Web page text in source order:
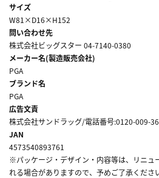
サイズ
W81×D16×H152
問い合わせ先
株式会社ビッグスター 04-7140-0380
メーカー名(製造販売会社)
PGA
ブランド名
PGA
広告文責
株式会社サンドラッグ/電話番号:0120-009-
JAN
4573540893761
※パッケージ・デザイン・内容等は、リニュ
れる場合がありますので、予めご了承くださ